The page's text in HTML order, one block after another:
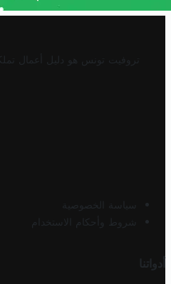
تروفيت تونس هو دليل أعمال
سياسة الخصوصية
شروط وأحكام الاستخدام
أدواتنا